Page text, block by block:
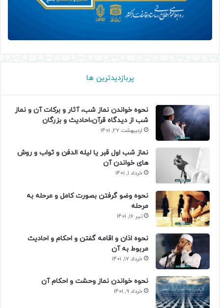
پربازدیدترین ها
نحوه خواندن نماز شب، آثار و برکات آن و نماز
شب از دیدگاه قرآن،احادیث و بزرگان
اردیبهشت 27, 1401
نماز شب اول قبر یا لیله الدفن و ثواب و روش
های خواندن آن
خرداد 1, 1401
نحوه وضو گرفتن بصورت کامل و مرحله به
مرحله
تیر 16, 1401
نحوه اذان و اقامه گفتن و احکام و احادیث
مربوط به آن
خرداد 17, 1401
نحوه خواندن نماز وحشت و احکام آن
خرداد 9, 1401